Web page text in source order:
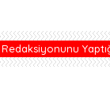
Redaksiyonunu